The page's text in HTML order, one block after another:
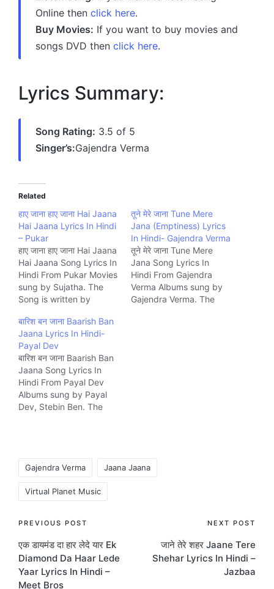
Online then click here.
Buy Movies: If you want to buy movies and
songs DVD then click here.
Lyrics Summary:
Song Rating: 3.5 of 5
Singer’s:Gajendra Verma
Related
हाए जाना हाए जाना Hai Jaana
Hai Jaana Lyrics In Hindi
– Pukar
हाए जाना हाए जाना Hai Jaana
Hai Jaana Song Lyrics In
Hindi From Pukar Movies
sung by Sujatha. The
Song is written by
Javed Akhtar and
composed by A R
Rahman Music company
Venus.
तूने मेरे जाना Tune Mere
Jana (Emptiness) Lyrics
In Hindi- Gajendra Verma
तूने मेरे जाना Tune Mere
Jana Song Lyrics In
Hindi From Gajendra
Verma Albums sung by
Gajendra Verma. The
बारिश बन जाना Baarish Ban
Jaana Lyrics In Hindi-
Payal Dev
बारिश बन जाना Baarish Ban
Jaana Song Lyrics In
Hindi From Payal Dev
Albums sung by Payal
Dev, Stebin Ben. The
Originals.
Gajendra Verma Jaana Jaana
Virtual Planet Music
Post
navigation
PREVIOUS POST
एक डायमंड दा हार लेदे यार Ek
Diamond Da Haar Lede
Yaar Lyrics In Hindi –
Meet Bros
NEXT POST
जाने तेरे शहर Jaane Tere
Shehar Lyrics In Hindi –
Jazbaa